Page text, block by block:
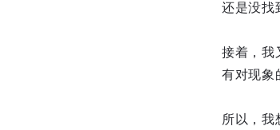
还是没找
接着，我
有对现象
所以，我